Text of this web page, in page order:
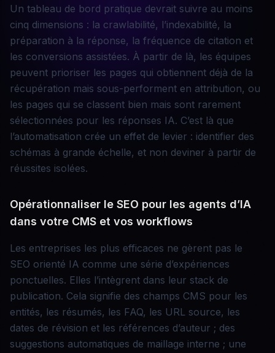
Un tableau de bord pratique devrait suivre au moins
cinq dimensions : la crawlabilité, l’indexabilité, la
préparation à la réponse, la fréquence de citation et
les conversions assistées. À partir de là, les équipes
peuvent prioriser les pages qui obtiennent déjà de la
récupération mais sous-performent en attribution, ou
les pages qui se classent bien mais sont rarement
sélectionnées pour les réponses IA. C’est là que
l’automatisation crée un effet de levier : identifier des
schémas à grande échelle, et non deviner à partir de
réussites isolées.
Opérationnaliser le SEO pour les agents d’IA
dans votre CMS et vos workflows
Les entreprises les plus efficaces ne gèrent pas le
SEO orienté IA comme une série d’expériences
ponctuelles. Elles l’intègrent dans leur stack de
publication. Cela signifie des champs CMS pour les
entités, les résumés, les FAQ, les URL source, les
dates de révision et les références d’auteur ; des
suggestions automatiques de maillage interne ; une